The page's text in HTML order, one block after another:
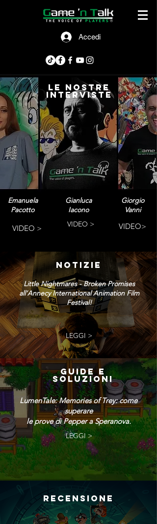
Accedi
le nostre
interviste
Emanuela
Pacotto
VIDEO >
Gianluca
Iacono
VIDEO >
Giorgio
Vanni
VIDEO>
NOTIZIE
Little Nightmares - Broken Promises
all’Annecy International Animation Film
Festival!
LEGGI >
GUIDE E
SOLUZIONI
LumenTale: Memories of Trey: come
superare
le prove di Pepper a Speranova.
LEGGI >
RECENSIONE